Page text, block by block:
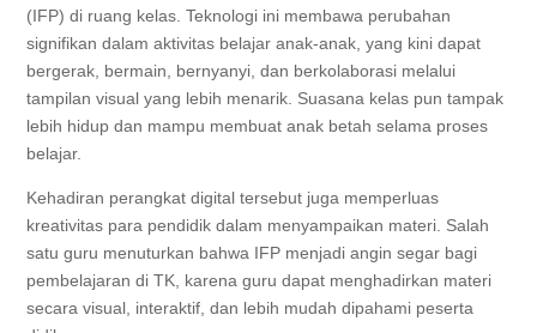
(IFP) di ruang kelas. Teknologi ini membawa perubahan
signifikan dalam aktivitas belajar anak-anak, yang kini dapat
bergerak, bermain, bernyanyi, dan berkolaborasi melalui
tampilan visual yang lebih menarik. Suasana kelas pun tampak
lebih hidup dan mampu membuat anak betah selama proses
belajar.
Kehadiran perangkat digital tersebut juga memperluas
kreativitas para pendidik dalam menyampaikan materi. Salah
satu guru menuturkan bahwa IFP menjadi angin segar bagi
pembelajaran di TK, karena guru dapat menghadirkan materi
secara visual, interaktif, dan lebih mudah dipahami peserta